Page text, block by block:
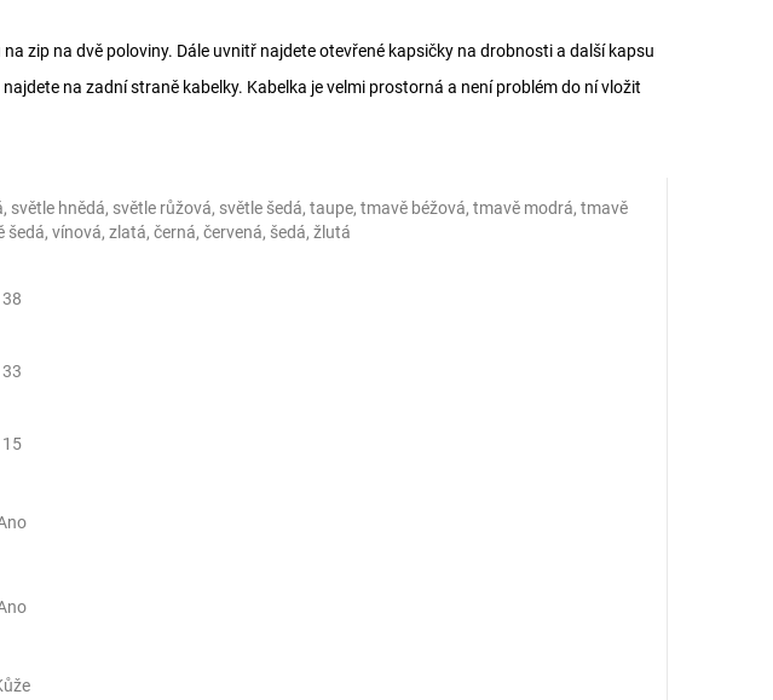
zip na dvě poloviny. Dále uvnitř najdete otevřené kapsičky na drobnosti a další kapsu
na zadní straně kabelky. Kabelka je velmi prostorná a není problém do ní vložit
hnědá, světle růžová, světle šedá, taupe, tmavě béžová, tmavě modrá, tmavě
vínová, zlatá, černá, červená, šedá, žlutá
38
33
15